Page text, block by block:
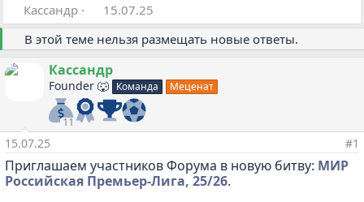
А
в
т
о
ы
Кассандр
Д
а
т
а
н
а
ч
а
л
15.07.25
В этой теме нельзя размещать новые ответы.
Кассандр
Founder 🐺 Команда Меценат
11
15.07.25 #1
Приглашаем участников Форума в новую битву: МИР
Российская Премьер-Лига, 25/26.